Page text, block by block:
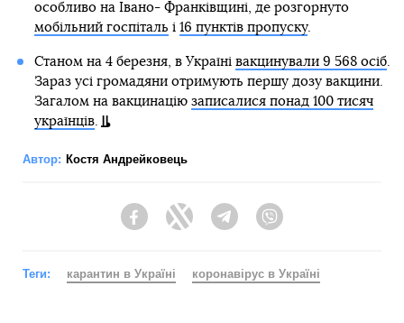
особливо на Івано- Франківщині, де розгорнуто
мобільний госпіталь і 16 пунктів пропуску.
Станом на 4 березня, в Україні вакцинували 9 568 осіб.
Зараз усі громадяни отримують першу дозу вакцини.
Загалом на вакцинацію записалися понад 100 тисяч
українців.
Автор: Костя Андрейковець
FacebookTwitter Telegram
Теги: карантин в Україні коронавірус в Україні